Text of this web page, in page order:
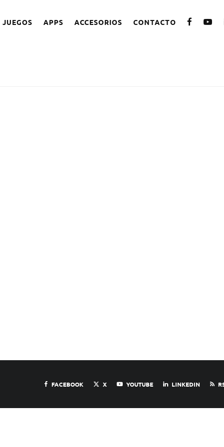
JUEGOS APPS ACCESORIOS CONTACTO
FACEBOOK X YOUTUBE LINKEDIN